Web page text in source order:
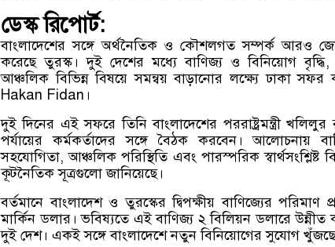
ডেস্ক রিপোর্ট:
বাংলাদেশের সঙ্গে অর্থনৈতিক ও কৌশলগত সম্পর্ক আরও
করেছে তুরস্ক। দুই দেশের মধ্যে বাণিজ্য ও বিনিয়োগ বৃদ্ধি,
আঞ্চলিক বিভিন্ন বিষয়ে সমন্বয় বাড়ানোর লক্ষ্যে ঢাকা সফর
Hakan Fidan।
দুই দিনের এই সফরে তিনি বাংলাদেশের পররাষ্ট্রমন্ত্রী
পর্যায়ের কর্মকর্তাদের সঙ্গে বৈঠক করবেন। আলোচনায়
সহযোগিতা, আঞ্চলিক পরিস্থিতি এবং পারস্পরিক স্বার্থসংশ্লিষ্ট
কূটনৈতিক সূত্রগুলো জানিয়েছে।
বর্তমানে বাংলাদেশ ও তুরস্কের দ্বিপক্ষীয় বাণিজ্যের
মার্কিন ডলার। ভবিষ্যতে এই বাণিজ্য ২ বিলিয়ন ডলারে
দুই দেশ। একই সঙ্গে বাংলাদেশে নতুন বিনিয়োগের সুযোগ